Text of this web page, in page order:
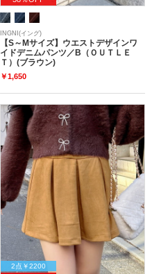
INGNI(イング)
【S～Mサイズ】ウエストデザインワ
イドデニムパンツ／B（ＯＵＴＬＥ
Ｔ）(ブラウン)
￥1,650
2点￥2200